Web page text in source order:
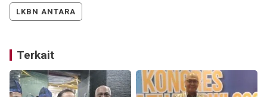
LKBN ANTARA
Terkait